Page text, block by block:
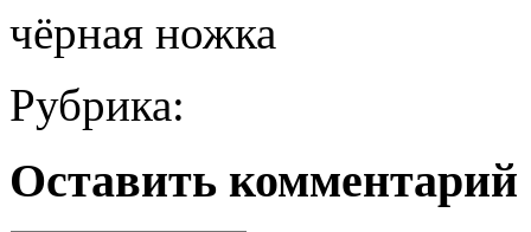
чёрная ножка
Рубрика:
Оставить комментарий